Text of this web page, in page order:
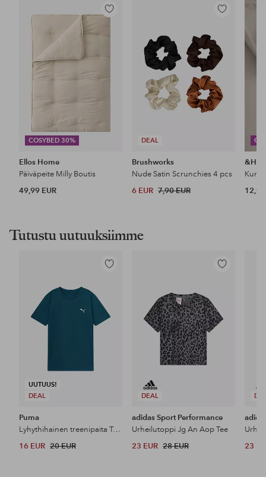
COSYBED 30%
Lisää
Ellos Home
Päiväpeite Milly Boutis
49,99 EUR
DEAL
Lisää
Brushworks
Nude Satin Scrunchies 4 pcs
6 EUR 7,90 EUR 12,99
Tutustu uutuuksiimme
UUTUUS!
DEAL
Lisää
Puma
Lyhythihainen treenipaita Tad Ess Tee B
16 EUR 20 EUR
DEAL
Lisää
adidas Sport Performance
Urheilutoppi Jg An Aop Tee
23 EUR 28 EUR
23